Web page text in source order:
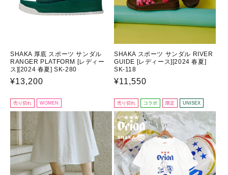
SHAKA 厚底 スポーツ サンダル
RANGER PLATFORM [レディー
ス][2024 春夏] SK-280
通
価
格
¥13,200
SHAKA スポーツ サンダル RIVER
GUIDE [レディース][2024 春夏]
SK-118
通
価
格
¥11,550
売り切れ WOMEN 売り切れ コラボ 限定 UNISEX